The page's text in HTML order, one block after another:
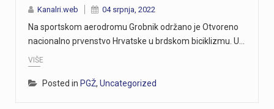
Kanalri.web 04 srpnja, 2022
Na sportskom aerodromu Grobnik održano je Otvoreno
nacionalno prvenstvo Hrvatske u brdskom biciklizmu. U…
VIŠE
Posted in PGŽ, Uncategorized